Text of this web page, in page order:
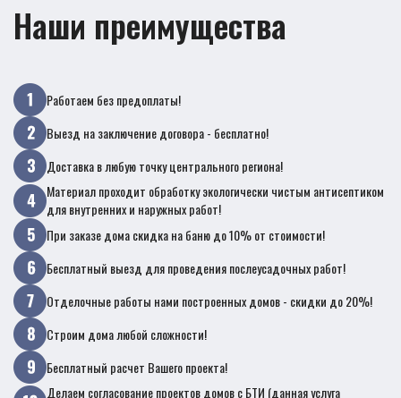
Наши преимущества
Работаем без предоплаты!
Выезд на заключение договора - бесплатно!
Доставка в любую точку центрального региона!
Материал проходит обработку экологически чистым антисептиком
для внутренних и наружных работ!
При заказе дома скидка на баню до 10% от стоимости!
Бесплатный выезд для проведения послеусадочных работ!
Отделочные работы нами построенных домов - скидки до 20%!
Строим дома любой сложности!
Бесплатный расчет Вашего проекта!
Делаем согласование проектов домов с БТИ (данная услуга